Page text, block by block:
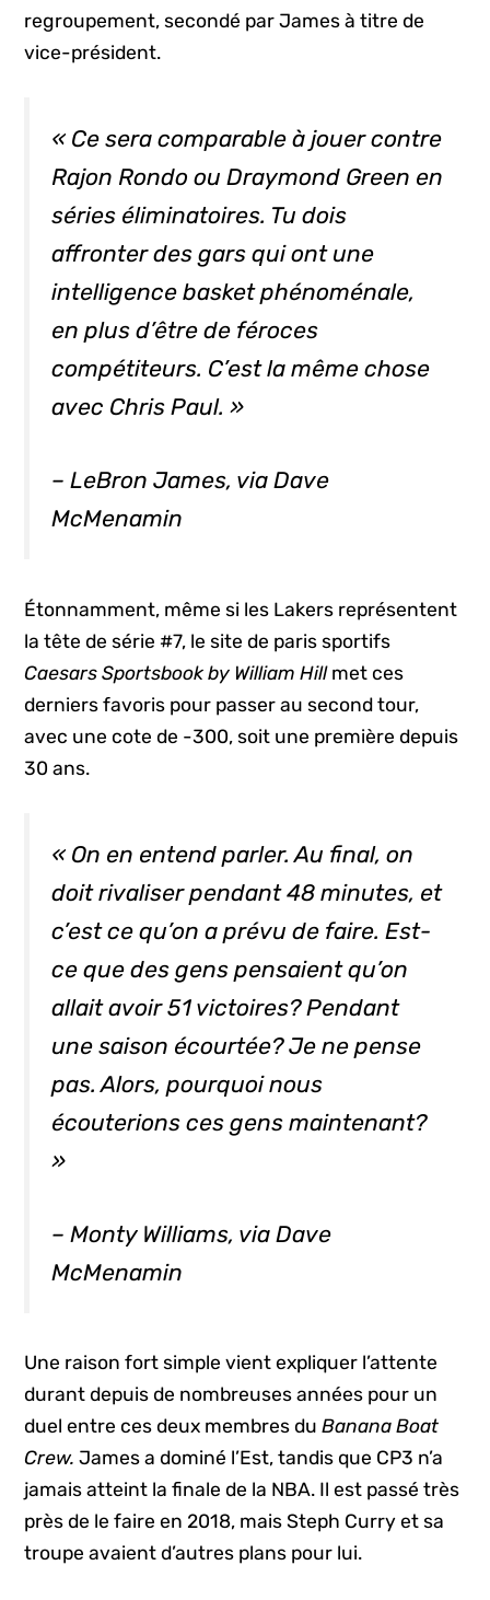
regroupement, secondé par James à titre de
vice-président.
« Ce sera comparable à jouer contre
Rajon Rondo ou Draymond Green en
séries éliminatoires. Tu dois
affronter des gars qui ont une
intelligence basket phénoménale,
en plus d’être de féroces
compétiteurs. C’est la même chose
avec Chris Paul. »
– LeBron James, via Dave
McMenamin
Étonnamment, même si les Lakers représentent
la tête de série #7, le site de paris sportifs
Caesars Sportsbook by William Hillmet ces
derniers favoris pour passer au second tour,
avec une cote de -300, soit une première depuis
30 ans.
« On en entend parler. Au final, on
doit rivaliser pendant 48 minutes, et
c’est ce qu’on a prévu de faire. Est-
ce que des gens pensaient qu’on
allait avoir 51 victoires? Pendant
une saison écourtée? Je ne pense
pas. Alors, pourquoi nous
écouterions ces gens maintenant?
»
– Monty Williams, via Dave
McMenamin
Une raison fort simple vient expliquer l’attente
durant depuis de nombreuses années pour un
duel entre ces deux membres duBanana Boat
Crew.James a dominé l’Est, tandis que CP3 n’a
jamais atteint la finale de la NBA. Il est passé très
près de le faire en 2018, mais Steph Curry et sa
troupe avaient d’autres plans pour lui.